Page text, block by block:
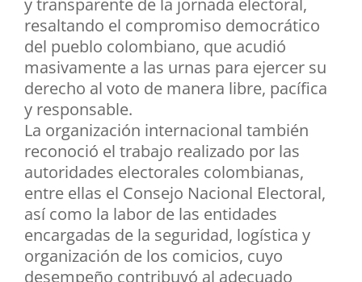
y transparente de la jornada electoral,
resaltando el compromiso democrático
del pueblo colombiano, que acudió
masivamente a las urnas para ejercer su
derecho al voto de manera libre, pacífica
y responsable.
La organización internacional también
reconoció el trabajo realizado por las
autoridades electorales colombianas,
entre ellas el Consejo Nacional Electoral,
así como la labor de las entidades
encargadas de la seguridad, logística y
organización de los comicios, cuyo
desempeño contribuyó al adecuado